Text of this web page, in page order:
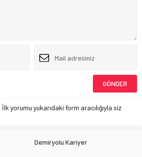
yorumu yukarıdaki form aracılığıyla siz
Demiryolu Kariyer